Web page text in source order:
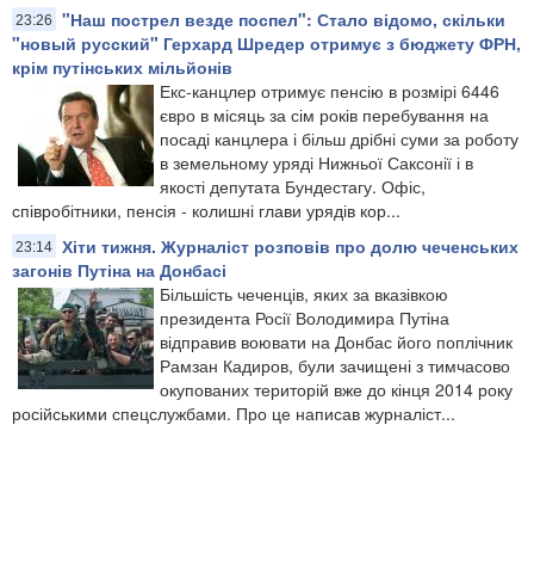
23:26
"Наш пострел везде поспел": Стало відомо, скільки
"новый русский" Герхард Шредер отримує з бюджету ФРН,
крім путінських мільйонів
Екс-канцлер отримує пенсію в розмірі 6446
євро в місяць за сім років перебування на
посаді канцлера і більш дрібні суми за роботу
в земельному уряді Нижньої Саксонії і в
якості депутата Бундестагу. Офіс,
співробітники, пенсія - колишні глави урядів кор...
23:14 Хіти тижня. Журналіст розповів про долю чеченських
загонів Путіна на Донбасі
Більшість чеченців, яких за вказівкою
президента Росії Володимира Путіна
відправив воювати на Донбас його поплічник
Рамзан Кадиров, були зачищені з тимчасово
окупованих територій вже до кінця 2014 року
російськими спецслужбами. Про це написав журналіст...